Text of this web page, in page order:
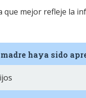
que mejor refleje la
haya sido